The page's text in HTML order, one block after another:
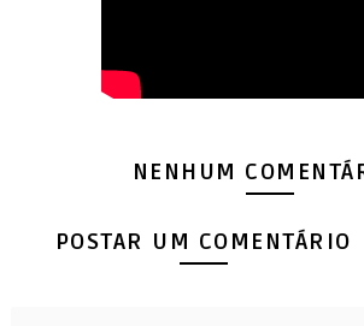
NENHUM
POSTAR UM COMENTÁRIO